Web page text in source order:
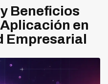
Beneficios
en
Empresarial